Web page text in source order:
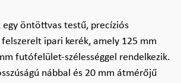
egy öntöttvas testű, precíziós
ipari kerék, amely 125 mm
futófelület-szélességgel rendelkezik.
nábbal és 20 mm átmérőjű